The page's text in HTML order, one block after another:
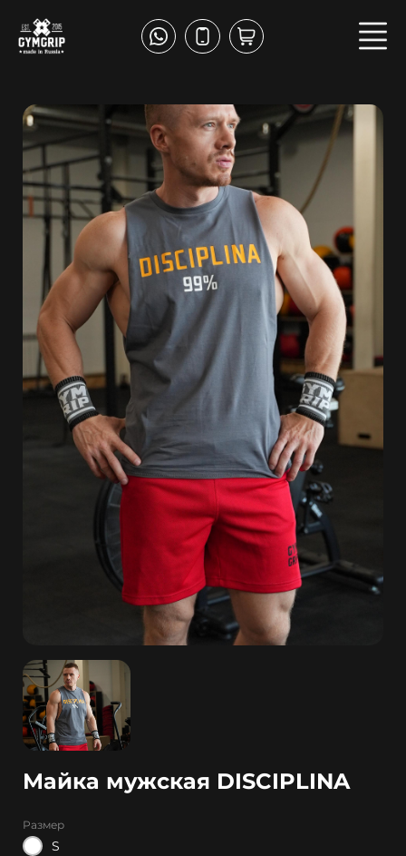
Майка мужская DISCIPLINA
Размер
S